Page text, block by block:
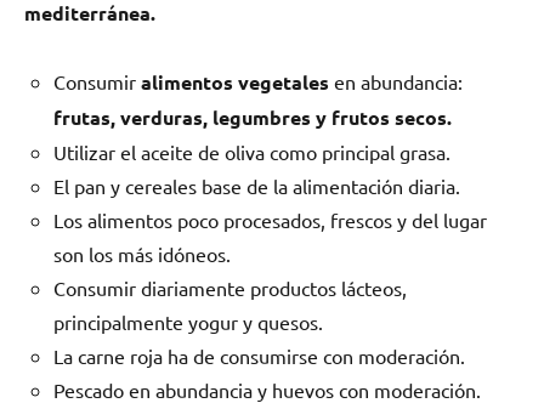
mediterránea.
Consumir alimentos vegetales en abundancia:
frutas, verduras, legumbres y frutos secos.
Utilizar el aceite de oliva como principal grasa.
El pan y cereales base de la alimentación diaria.
Los alimentos poco procesados, frescos y del lugar
son los más idóneos.
Consumir diariamente productos lácteos,
principalmente yogur y quesos.
La carne roja ha de consumirse con moderación.
Pescado en abundancia y huevos con moderación.